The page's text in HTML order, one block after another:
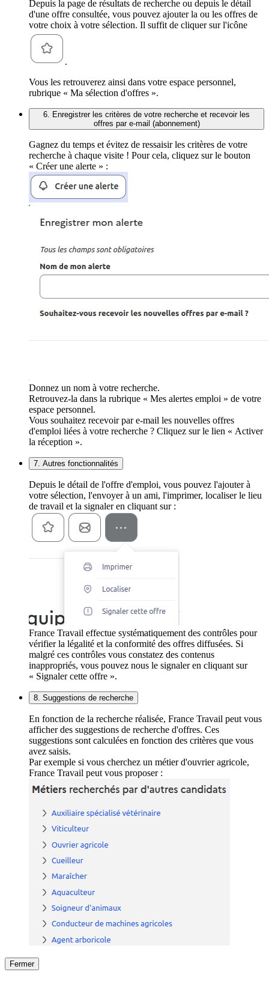
Depuis la page de résultats de recherche ou depuis le détail
d'une offre consultée, vous pouvez ajouter la ou les offres de
votre choix à votre sélection. Il suffit de cliquer sur l'icône
.
Vous les retrouverez ainsi dans votre espace personnel,
rubrique « Ma sélection d'offres ».
6. Enregistrer les critères de votre recherche et recevoir les
offres par e-mail (abonnement)
Gagnez du temps et évitez de ressaisir les critères de votre
recherche à chaque visite ! Pour cela, cliquez sur le bouton
« Créer une alerte » :
Donnez un nom à votre recherche.
Retrouvez-la dans la rubrique « Mes alertes emploi » de votre
espace personnel.
Vous souhaitez recevoir par e-mail les nouvelles offres
d'emploi liées à votre recherche ? Cliquez sur le lien « Activer
la réception ».
7. Autres fonctionnalités
Depuis le détail de l'offre d'emploi, vous pouvez l'ajouter à
votre sélection, l'envoyer à un ami, l'imprimer, localiser le lieu
de travail et la signaler en cliquant sur :
France Travail effectue systématiquement des contrôles pour
vérifier la légalité et la conformité des offres diffusées. Si
malgré ces contrôles vous constatez des contenus
inappropriés, vous pouvez nous le signaler en cliquant sur
« Signaler cette offre ».
8. Suggestions de recherche
En fonction de la recherche réalisée, France Travail peut vous
afficher des suggestions de recherche d'offres. Ces
suggestions sont calculées en fonction des critères que vous
avez saisis.
Par exemple si vous cherchez un métier d'ouvrier agricole,
France Travail peut vous proposer :
Fermer